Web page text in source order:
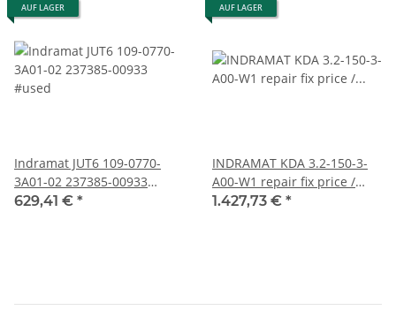
AUF LAGER
Indramat JUT6 109-0770-
3A01-02 237385-00933
#used
629,41 € *
AUF LAGER
INDRAMAT KDA 3.2-150-3-
A00-W1 repair fix price /
Reparaturpauschale
1.427,73 € *